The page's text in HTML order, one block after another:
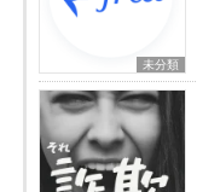
未分類